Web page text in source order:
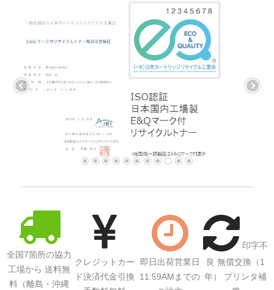
リサイクルトナーを使える会社、使えない会社
全国発送・送料無料
印字枚数について
対応プリンターメーカー
見積書発行依頼
なぜ業務用を選ぶべき？
全国7箇所の協力
工場から 送料無
料（離島・沖縄
クレジットカー
ド決済代金引換
即日出荷営業日
11:59AMまでの
印字不
良 無償交換（1
年） プリンタ補